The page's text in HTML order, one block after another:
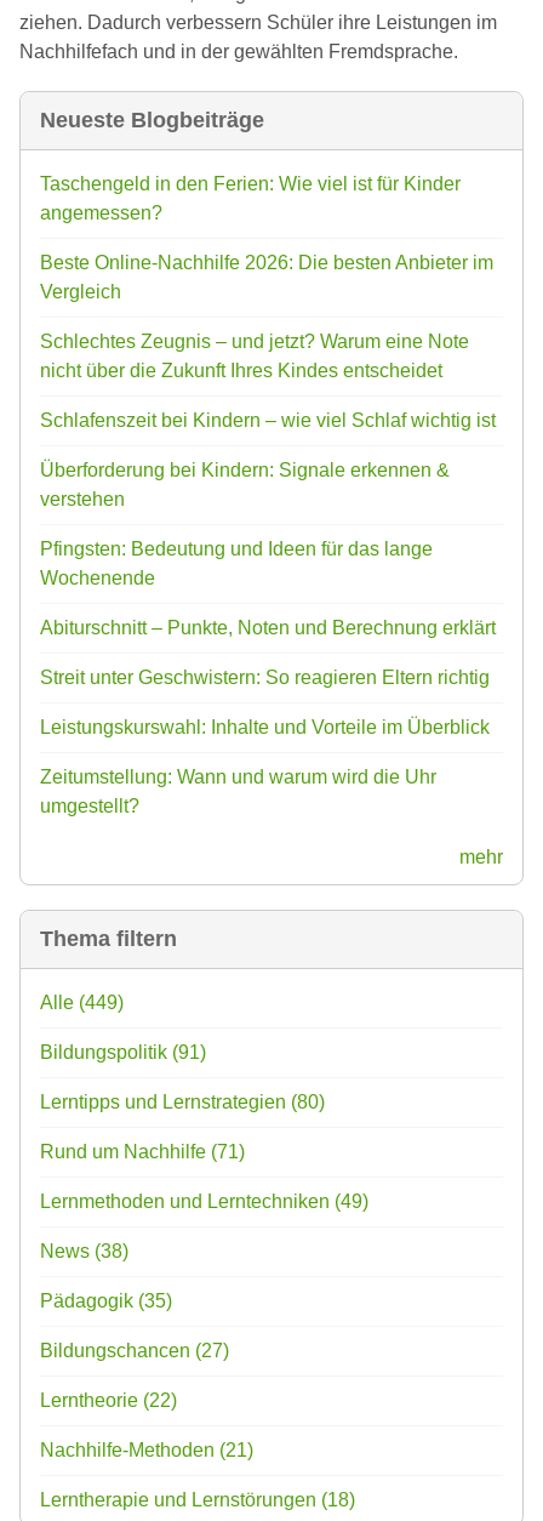
ziehen. Dadurch verbessern Schüler ihre Leistungen im
Nachhilfefach und in der gewählten Fremdsprache.
Neueste Blogbeiträge
Taschengeld in den Ferien: Wie viel ist für Kinder
angemessen?
Beste Online-Nachhilfe 2026: Die besten Anbieter im
Vergleich
Schlechtes Zeugnis – und jetzt? Warum eine Note
nicht über die Zukunft Ihres Kindes entscheidet
Schlafenszeit bei Kindern – wie viel Schlaf wichtig ist
Überforderung bei Kindern: Signale erkennen &
verstehen
Pfingsten: Bedeutung und Ideen für das lange
Wochenende
Abiturschnitt – Punkte, Noten und Berechnung erklärt
Streit unter Geschwistern: So reagieren Eltern richtig
Leistungskurswahl: Inhalte und Vorteile im Überblick
Zeitumstellung: Wann und warum wird die Uhr
umgestellt?
mehr
Thema filtern
Alle (449)
Bildungspolitik (91)
Lerntipps und Lernstrategien (80)
Rund um Nachhilfe (71)
Lernmethoden und Lerntechniken (49)
News (38)
Pädagogik (35)
Bildungschancen (27)
Lerntheorie (22)
Nachhilfe-Methoden (21)
Lerntherapie und Lernstörungen (18)